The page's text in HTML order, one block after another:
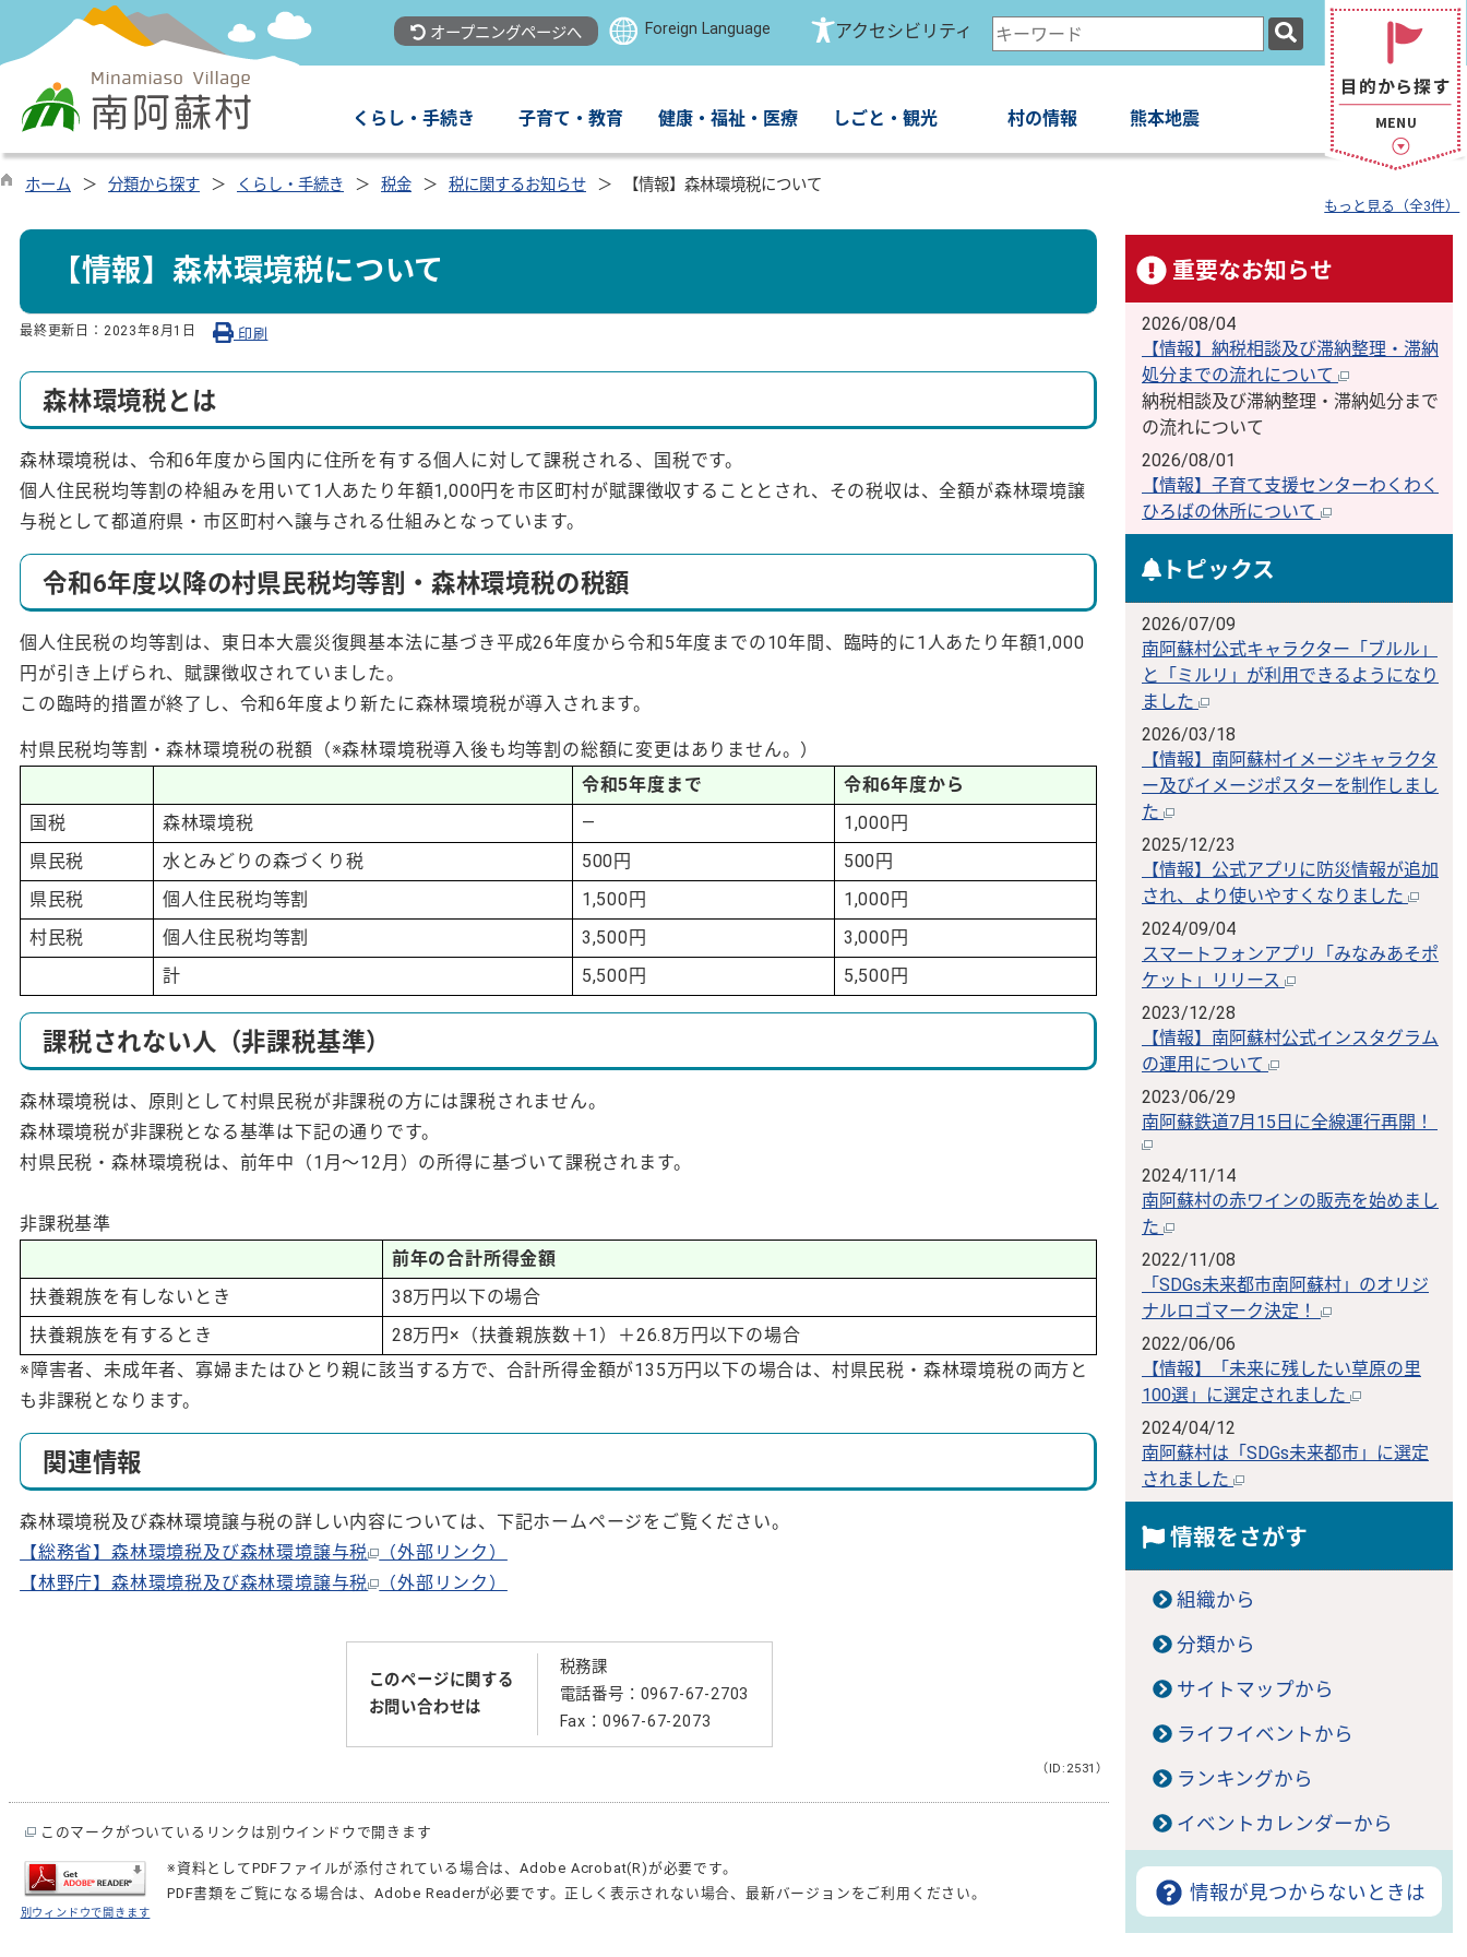
オープニングページへ Foreign Language アクセシビリティ
検
索
ー
ー
くらし・手続き 子育て・教育 健康・福祉・医療 しごと・観光 村の情報 熊本地震
ホーム 分類から探す くらし・手続き 税金 税に関するお知らせ 【情報】森林環境税について
もっと見る（全3件）
【情報】森林環境税について
最終更新日： 2023年8月1日 印刷
森林環境税とは
森林環境税は、令和6年度から国内に住所を有する個人に対して課税される、国税です。
個人住民税均等割の枠組みを用いて1人あたり年額1,000円を市区町村が賦課徴収することとされ、その税収は、全額が森林環境譲
与税として都道府県・市区町村へ譲与される仕組みとなっています。
令和6年度以降の村県民税均等割・森林環境税の税額
個人住民税の均等割は、東日本大震災復興基本法に基づき平成26年度から令和5年度までの10年間、臨時的に1人あたり年額1,000
円が引き上げられ、賦課徴収されていました。
この臨時的措置が終了し、令和6年度より新たに森林環境税が導入されます。
村県民税均等割・森林環境税の税額（※森林環境税導入後も均等割の総額に変更はありません。）
令和5年度まで
令和6年度から
国税
森林環境税 ―
1,000円
県民税
水とみどりの森づくり税 500円
500円
県民税
個人住民税均等割 1,500円
1,000円
村民税
個人住民税均等割 3,500円
3,000円
計
5,500円 5,500円
課税されない人（非課税基準）
森林環境税は、原則として村県民税が非課税の方には課税されません。
森林環境税が非課税となる基準は下記の通りです。
村県民税・森林環境税は、前年中（1月～12月）の所得に基づいて課税されます。
非課税基準
前年の合計所得金額
扶養親族を有しないとき
38万円以下の場合
扶養親族を有するとき
28万円×（扶養親族数＋1）＋26.8万円以下の場合
※障害者、未成年者、寡婦またはひとり親に該当する方で、合計所得金額が135万円以下の場合は、村県民税・森林環境税の両方と
も非課税となります。
関連情報
森林環境税及び森林環境譲与税の詳しい内容については、下記ホームページをご覧ください。
【総務省】森林環境税及び森林環境譲与税
（外部リンク）
【林野庁】森林環境税及び森林環境譲与税
（外部リンク）
このページに関する
お問い合わせは
税務課
電話番号：0967-67-2703
Fax：0967-67-2073
（ID:2531）
このマークがついているリンクは別ウインドウで開きます
別ウィンドウで開きます
※資料としてPDFファイルが添付されている場合は、Adobe Acrobat(R)が必要です。
PDF書類をご覧になる場合は、Adobe Readerが必要です。正しく表示されない場合、最新バージョンをご利用ください。
重要なお知らせ
2026/08/04
【情報】納税相談及び滞納整理・滞納
処分までの流れについて
納税相談及び滞納整理・滞納処分まで
の流れについて
2026/08/01
【情報】子育て支援センターわくわく
ひろばの休所について
トピックス
2026/07/09
南阿蘇村公式キャラクター「ブルル」
と「ミルリ」が利用できるようになり
ました
2026/03/18
【情報】南阿蘇村イメージキャラクタ
ー及びイメージポスターを制作しまし
た
2025/12/23
【情報】公式アプリに防災情報が追加
され、より使いやすくなりました
2024/09/04
スマートフォンアプリ「みなみあそポ
ケット」リリース
2023/12/28
【情報】南阿蘇村公式インスタグラム
の運用について
2023/06/29
南阿蘇鉄道7月15日に全線運行再開！
2024/11/14
南阿蘇村の赤ワインの販売を始めまし
た
2022/11/08
「SDGs未来都市南阿蘇村」のオリジ
ナルロゴマーク決定！
2022/06/06
【情報】「未来に残したい草原の里
100選」に選定されました
2024/04/12
南阿蘇村は「SDGs未来都市」に選定
されました
情報をさがす
組織から
分類から
サイトマップから
ライフイベントから
ランキングから
イベントカレンダーから
情報が見つからないときは